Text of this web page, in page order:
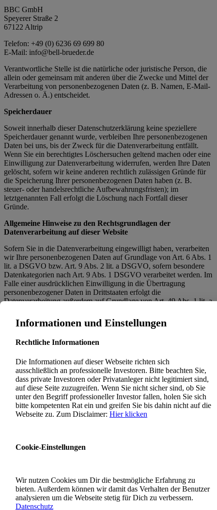
BBC GmbH
Speyerer Straße 2
67122 Altrip
Telefon: +49 (0) 6236 69 699 80
E-Mail: info@bell-brueder.de
Verantwortliche Stelle ist die natürliche oder juristische Person, die
allein oder gemeinsam mit anderen über die Zwecke und Mittel der
Verarbeitung von personenbezogenen Daten (z. B. Namen, E-Mail-
Adressen o. Ä.) entscheidet.
Speicherdauer
Soweit innerhalb dieser Datenschutzerklärung keine speziellere
Speicherdauer genannt wurde, verbleiben Ihre personenbezogenen
Daten bei uns, bis der Zweck für die Datenverarbeitung entfällt.
Wenn Sie ein berechtigtes Löschersuchen geltend machen oder eine
Einwilligung zur Datenverarbeitung widerrufen, werden Ihre Daten
gelöscht, sofern wir keine anderen rechtlich zulässigen Gründe für
die Speicherung Ihrer personenbezogenen Daten haben (z. B.
steuer- oder handelsrechtliche Aufbewahrungsfristen); im
letztgenannten Fall erfolgt die Löschung nach Fortfall dieser
Gründe.
Allgemeine Hinweise zu den Rechtsgrundlagen der
Datenverarbeitung auf dieser Website
Sofern Sie in die Datenverarbeitung eingewilligt haben, verarbeiten
wir Ihre personenbezogenen Daten auf Grundlage von Art. 6 Abs. 1
lit. a DSGVO bzw. Art. 9 Abs. 2 lit. a DSGVO, sofern besondere
Datenkategorien nach Art. 9 Abs. 1 DSGVO verarbeitet werden. Im
Falle einer ausdrücklichen Einwilligung in die Übertragung
personenbezogener Daten in Drittstaaten erfolgt die
Datenverarbeitung außerdem auf Grundlage von Art. 49 Abs. 1 lit. a
Zugriff auf Informationen in Ihr Endgerät (z. B. via Device-
Fingerprinting) eingewilligt haben, erfolgt die Datenverarbeitung
Einwilligung ist jederzeit widerrufbar. Sind Ihre Daten zur
Maßnahmen erforderlich, verarbeiten wir Ihre Daten auf Grundlage
des Art. 6 Abs. 1 lit. b DSGVO. Des Weiteren verarbeiten wir Ihre
Daten, sofern diese zur Erfüllung einer rechtlichen Verpflichtung
erforderlich sind auf Grundlage von Art. 6 Abs. 1 lit. c DSGVO.
Die Datenverarbeitung kann ferner auf Grundlage unseres
berechtigten Interesses nach Art. 6 Abs. 1 lit. f DSGVO erfolgen.
Über die jeweils im Einzelfall einschlägigen Rechtsgrundlagen wird
sichere Drittstaaten sowie die Weitergabe an US-Unternehmen,
datenschutzrechtlich nicht sicheren Drittstaaten sowie US-Tools,
deren Anbieter nicht nach dem EU-US-Data Privacy Framework
(DPF) zertifiziert sind. Wenn diese Tools aktiv sind, können Ihre
Informationen und Einstellungen
Rechtliche Informationen
Die Informationen auf dieser Webseite richten sich
ausschließlich an professionelle Investoren. Bitte beachten Sie,
dass private Investoren oder Privatanleger nicht legitimiert sind,
auf diese Seite zuzugreifen. Wenn Sie nicht sicher sind, ob Sie
unter den Begriff professioneller Investor fallen, holen Sie sich
bitte kompetenten Rat ein und greifen Sie bis dahin nicht auf die
Webseite zu. Zum Disclaimer: Hier klicken
Cookie-Einstellungen
Wir nutzen Cookies um Dir die bestmögliche Erfahrung zu
bieten. Außerdem können wir damit das Verhalten der Benutzer
analysieren um die Webseite stetig für Dich zu verbessern.
Datenschutz